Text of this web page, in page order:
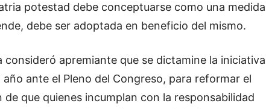
potestad debe conceptuarse como una medida
debe ser adoptada en beneficio del mismo.
consideró apremiante que se dictamine la iniciativa
ante el Pleno del Congreso, para reformar el
de que quienes incumplan con la responsabilidad